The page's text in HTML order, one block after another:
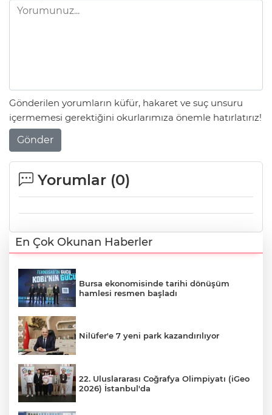
Gönderilen yorumların küfür, hakaret ve suç unsuru
içermemesi gerektiğini okurlarımıza önemle hatırlatırız!
Gönder
Yorumlar (0)
En Çok Okunan Haberler
Bursa ekonomisinde tarihi dönüşüm
hamlesi resmen başladı
Nilüfer'e 7 yeni park kazandırılıyor
22. Uluslararası Coğrafya Olimpiyatı (iGeo
2026) İstanbul'da